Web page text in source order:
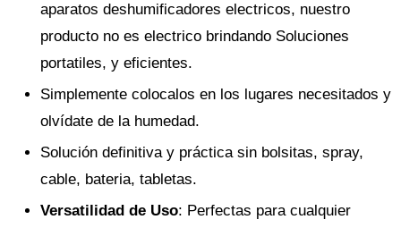
aparatos deshumificadores electricos, nuestro
producto no es electrico brindando Soluciones
portatiles, y eficientes.
Simplemente colocalos en los lugares necesitados y
olvídate de la humedad.
Solución definitiva y práctica sin bolsitas, spray,
cable, bateria, tabletas.
Versatilidad de Uso: Perfectas para cualquier